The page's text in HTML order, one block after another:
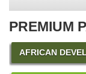
PREMIUM
AFRICAN